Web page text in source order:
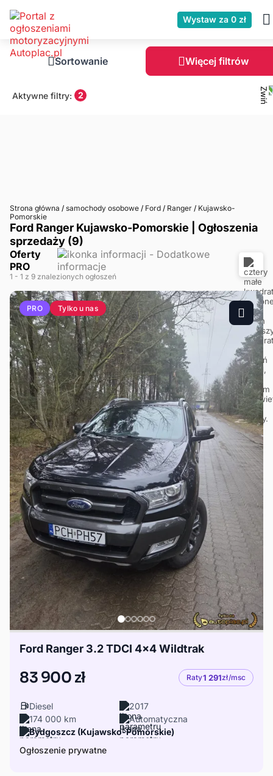
Wystaw za 0 zł
Sortowanie Więcej filtrów
Aktywne filtry: 2
Strona główna / samochody osobowe / Ford / Ranger / Kujawsko-
Pomorskie
Ford Ranger Kujawsko-Pomorskie | Ogłoszenia
sprzedaży (9)
Oferty
PRO
1 - 1 z 9 znalezionych ogłoszeń
PRO Tylko u nas
Ford Ranger 3.2 TDCI 4x4 Wildtrak
83 900 zł Raty1 291zł/msc
Diesel
2017
174 000 km
Automatyczna
Bydgoszcz (Kujawsko-Pomorskie)
Ogłoszenie prywatne